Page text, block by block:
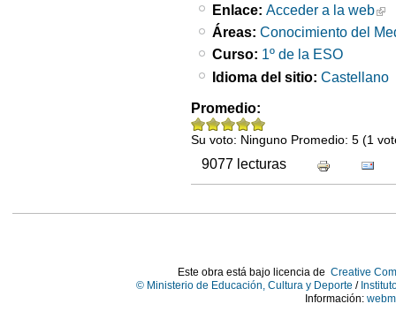
Enlace:Acceder a la web
Áreas:Conocimiento del
Curso: 1º de la ESO
Idioma del sitio:Castellano
Promedio:
Su voto: Ninguno Promedio:5 (1
9077 lecturas
Este obra está bajo licencia de Creative
© Ministerio de Educación, Cultura y Deporte /
Información: